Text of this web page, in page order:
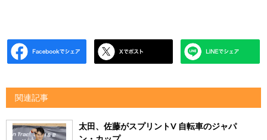
関連記事
太田、佐藤がスプリントV 自転車のジャパ